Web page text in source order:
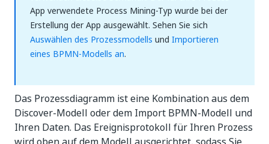
App verwendete Process Mining-Typ wurde bei der
Erstellung der App ausgewählt. Sehen Sie sich
Auswählen des Prozessmodells und Importieren
eines BPMN-Modells an.
Das Prozessdiagramm ist eine Kombination aus dem
Discover-Modell oder dem Import BPMN-Modell und
Ihren Daten. Das Ereignisprotokoll für Ihren Prozess